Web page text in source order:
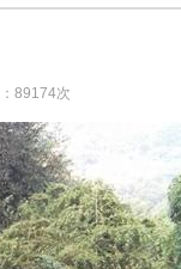
89174次